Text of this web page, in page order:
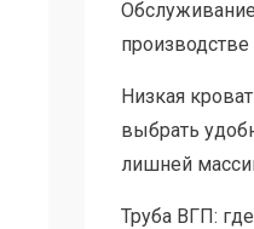
Низкая
выбрать
лишней
Труба ВГП: